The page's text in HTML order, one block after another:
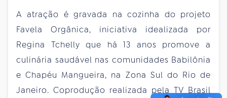
A atração é gravada na cozinha do projeto
Favela Orgânica, iniciativa idealizada por
Regina Tchelly que há 13 anos promove a
culinária saudável nas comunidades Babilônia
e Chapéu Mangueira, na Zona Sul do Rio de
Janeiro. Coprodução realizada pela TV Brasil